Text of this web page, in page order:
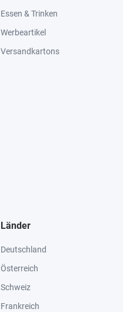
Essen & Trinken
Werbeartikel
Versandkartons
Länder
Deutschland
Österreich
Schweiz
Frankreich